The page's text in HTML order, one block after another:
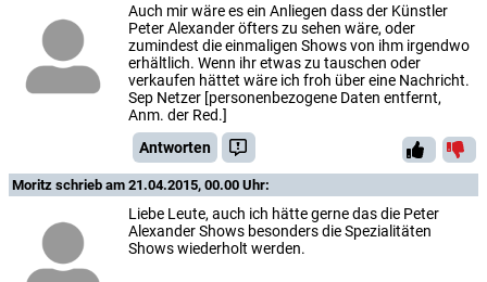
Auch mir wäre es ein Anliegen dass der Künstler
Peter Alexander öfters zu sehen wäre, oder
zumindest die einmaligen Shows von ihm irgendwo
erhältlich. Wenn ihr etwas zu tauschen oder
verkaufen hättet wäre ich froh über eine Nachricht.
Sep Netzer [personenbezogene Daten entfernt,
Anm. der Red.]
Antworten
Moritz schrieb am 21.04.2015, 00.00 Uhr:
Liebe Leute, auch ich hätte gerne das die Peter
Alexander Shows besonders die Spezialitäten
Shows wiederholt werden.